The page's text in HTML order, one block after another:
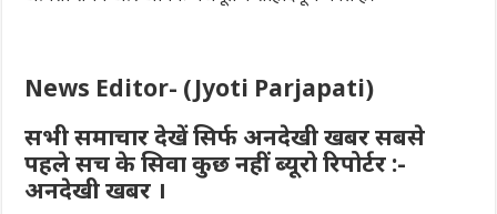
News Editor- (Jyoti Parjapati)
सभी समाचार देखें सिर्फ अनदेखी खबर सबसे
पहले सच के सिवा कुछ नहीं ब्यूरो रिपोर्टर :-
अनदेखी खबर ।